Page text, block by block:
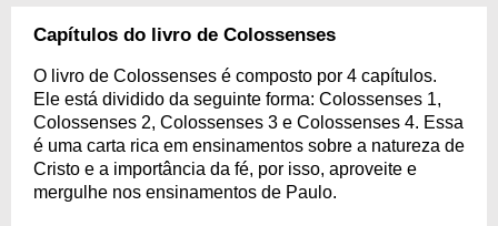
Capítulos do livro de Colossenses
O livro de Colossenses é composto por 4 capítulos.
Ele está dividido da seguinte forma: Colossenses 1,
Colossenses 2, Colossenses 3 e Colossenses 4. Essa
é uma carta rica em ensinamentos sobre a natureza de
Cristo e a importância da fé, por isso, aproveite e
mergulhe nos ensinamentos de Paulo.